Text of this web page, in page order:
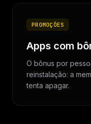
PROMOÇÕES
Apps com
O bônus por
reinstalação: a
tenta apagar.